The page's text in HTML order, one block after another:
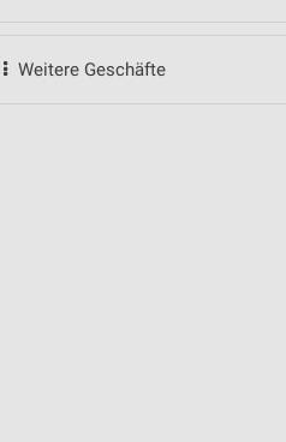
Weitere Geschäfte